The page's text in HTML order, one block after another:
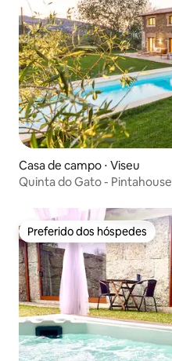
Casa de campo ⋅ Viseu
Quinta do Gato - Pintahouse
Preferido dos hóspedes
Preferido dos hóspedes